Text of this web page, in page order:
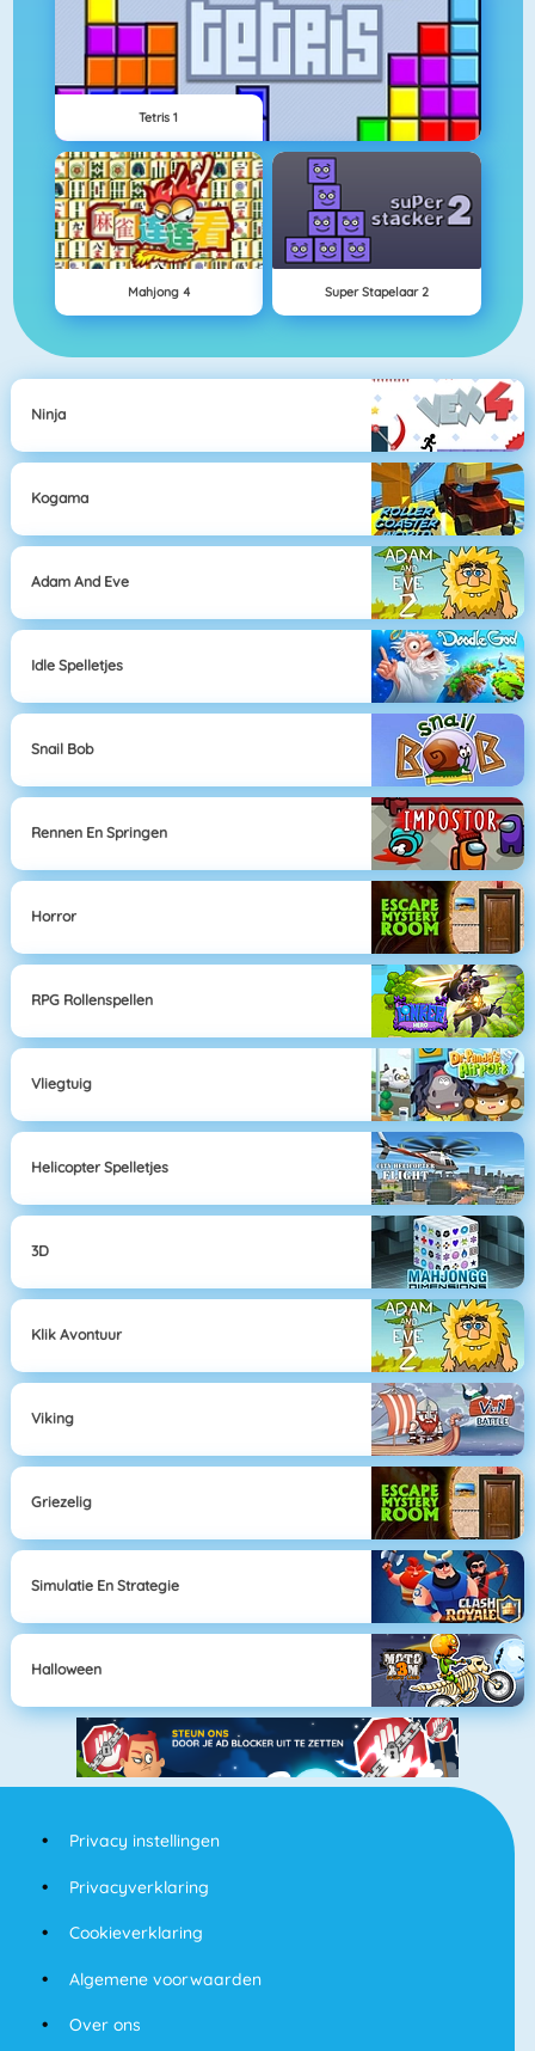
Tetris 1
Mahjong 4 Super Stapelaar 2
Ninja
Kogama
Adam And Eve
Idle Spelletjes
Snail Bob
Rennen En Springen
Horror
RPG Rollenspellen
Vliegtuig
Helicopter Spelletjes
3D
Klik Avontuur
Viking
Griezelig
Simulatie En Strategie
Halloween
Privacy instellingen
Privacyverklaring
Cookieverklaring
Algemene voorwaarden
Over ons